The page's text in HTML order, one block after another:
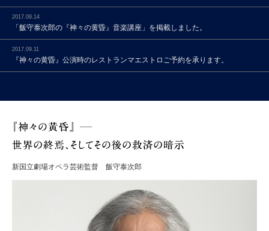
2017.09.14
「飯守泰次郎の『神々の黄昏』音楽講座」を掲載しました。
2017.09.11
『神々の黄昏』公演時のレストランマエストロご予約を承ります。
新国立劇場オペラ芸術監督 飯守泰次郎